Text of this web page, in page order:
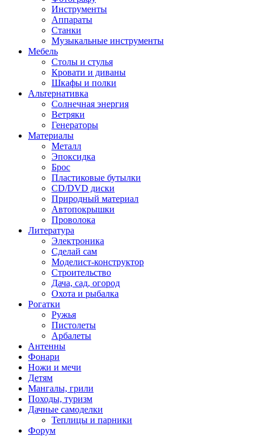
Инструменты
Аппараты
Станки
Музыкальные инструменты
Мебель
Столы и стулья
Кровати и диваны
Шкафы и полки
Альтернативка
Солнечная энергия
Ветряки
Генераторы
Материалы
Металл
Эпоксидка
Брос
Пластиковые бутылки
CD/DVD диски
Природный материал
Автопокрышки
Проволока
Литература
Электроника
Сделай сам
Моделист-конструктор
Строительство
Дача, сад, огород
Охота и рыбалка
Рогатки
Ружья
Пистолеты
Арбалеты
Антенны
Фонари
Ножи и мечи
Детям
Мангалы, грили
Походы, туризм
Дачные самоделки
Теплицы и парники
Форум